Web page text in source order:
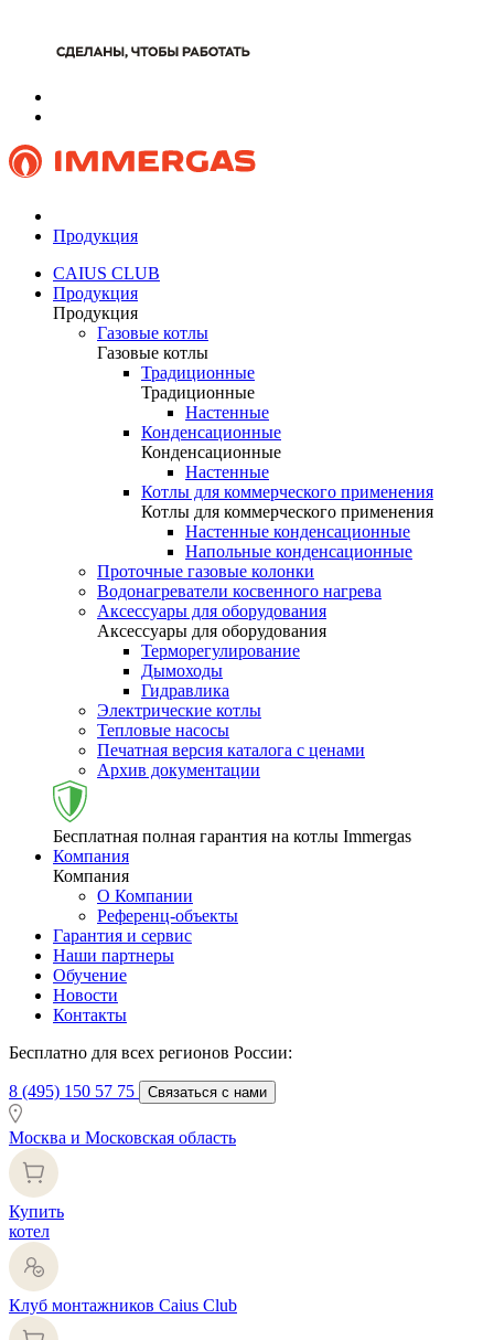
Продукция
CAIUS CLUB
Продукция
Продукция
Газовые котлы
Газовые котлы
Традиционные
Традиционные
Настенные
Конденсационные
Конденсационные
Настенные
Котлы для коммерческого применения
Котлы для коммерческого применения
Настенные конденсационные
Напольные конденсационные
Проточные газовые колонки
Водонагреватели косвенного нагрева
Аксессуары для оборудования
Аксессуары для оборудования
Терморегулирование
Дымоходы
Гидравлика
Электрические котлы
Тепловые насосы
Печатная версия каталога с ценами
Архив документации
Бесплатная полная гарантия на котлы Immergas
Компания
Компания
О Компании
Референц-объекты
Гарантия и сервис
Наши партнеры
Обучение
Новости
Контакты
Бесплатно для всех регионов России:
8 (495) 150 57 75 Связаться с нами
Москва и Московская область
Купить
котел
Клуб монтажников Caius Club